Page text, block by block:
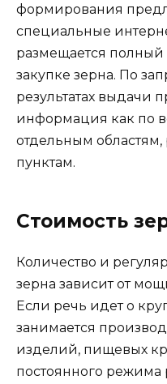
формирования
специальные
размещается полный
закупке зерна. По
результатах выдачи
информация как по
отдельным
пунктам.
Стоимость
Количество и
зерна зависит от
Если речь идет о
занимается
изделий, пищевых
постоянного